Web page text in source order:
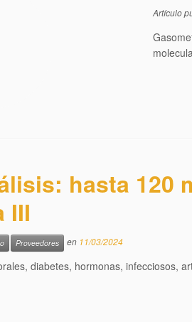
Artículo
hasta 120
III
Proveedores en 11/03/2024
diabetes, hormonas, infecciosos,